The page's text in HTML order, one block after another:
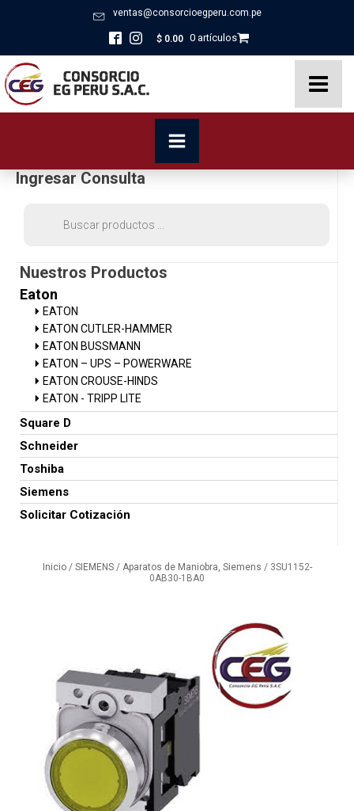
ventas@consorcioegperu.com.pe
$ 0.00 0 artículos
Ingresar Consulta
Nuestros Productos
Eaton
EATON
EATON CUTLER-HAMMER
EATON BUSSMANN
EATON – UPS – POWERWARE
EATON CROUSE-HINDS
EATON - TRIPP LITE
Square D
Schneider
Toshiba
Siemens
Solicitar Cotización
Inicio/ SIEMENS/ Aparatos de Maniobra, Siemens / 3SU1152-
0AB30-1BA0